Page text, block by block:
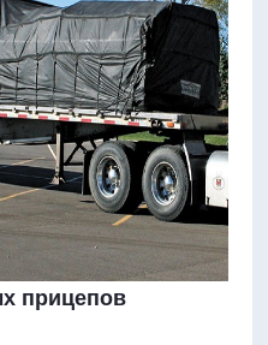
прицепов